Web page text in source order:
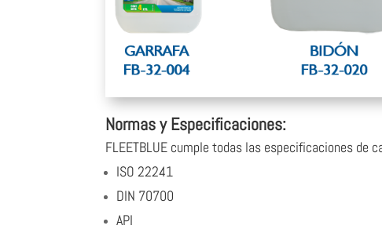
Normas y Especificaciones:
FLEETBLUE cumple todas las especificaciones de
ISO 22241
DIN 70700
API